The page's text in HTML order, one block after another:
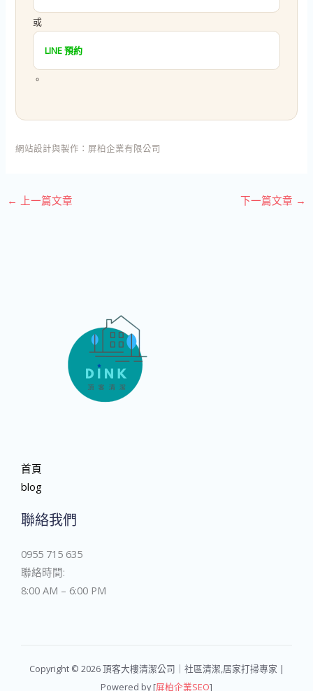
或
LINE 預約
。
網站設計與製作： 屏柏企業有限公司
← 上一篇文章 下一篇文章 →
首頁
blog
聯絡我們
0955 715 635
聯絡時間:
8:00 AM – 6:00 PM
Copyright © 2026 頂客大樓清潔公司｜社區清潔,居家打掃專家 |
Powered by [屏柏企業SEO]